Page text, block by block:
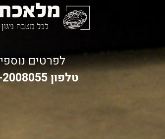
לפרטים
טלפון 054-2008055